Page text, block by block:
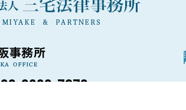
06-6202-7873